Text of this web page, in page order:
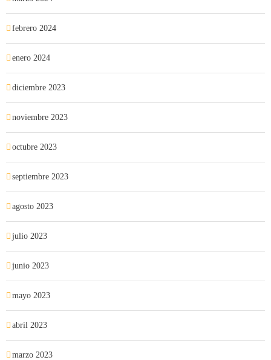
febrero 2024
enero 2024
diciembre 2023
noviembre 2023
octubre 2023
septiembre 2023
agosto 2023
julio 2023
junio 2023
mayo 2023
abril 2023
marzo 2023